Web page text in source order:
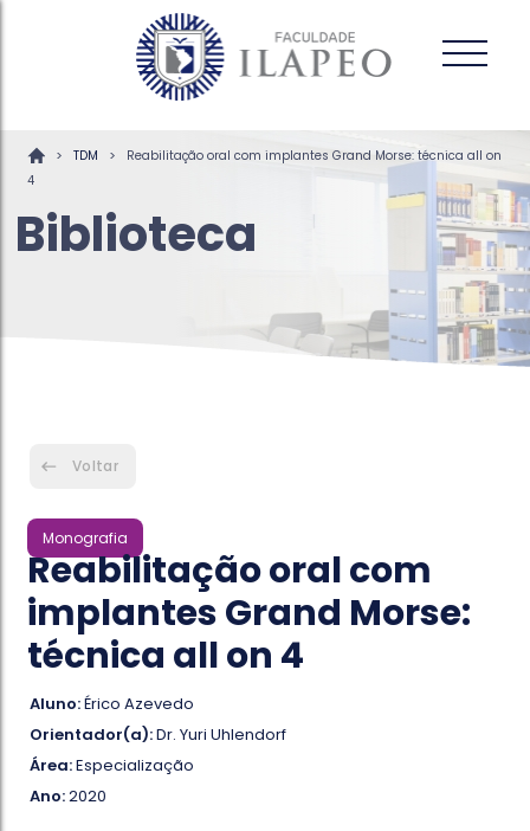
> TDM >
Reabilitação oral com implantes Grand Morse: técnica all on
4
Biblioteca
Voltar
Monografia
Reabilitação oral com
implantes Grand Morse:
técnica all on 4
Aluno:Érico Azevedo
Orientador(a):Dr. Yuri Uhlendorf
Área:Especialização
Ano:2020